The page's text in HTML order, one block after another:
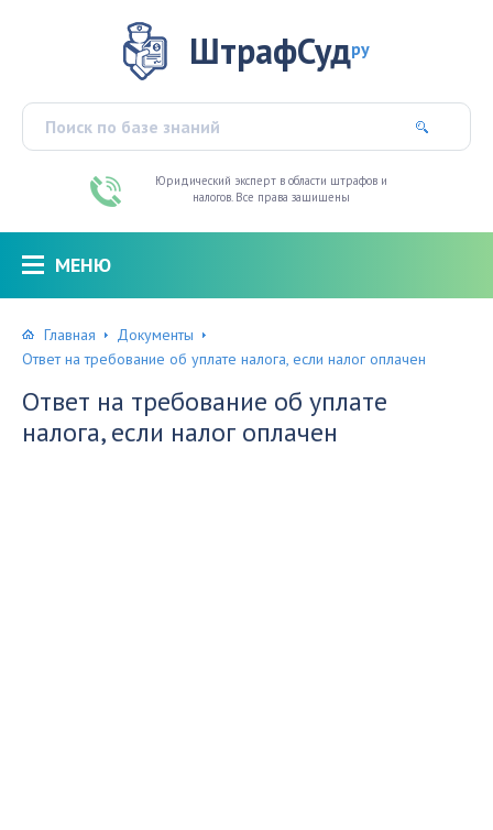
ШтрафСудру
Юридический эксперт в области штрафов и
налогов. Все права защищены
МЕНЮ
Главная
Документы
Ответ на требование об уплате налога, если налог оплачен
Ответ на требование об уплате
налога, если налог оплачен